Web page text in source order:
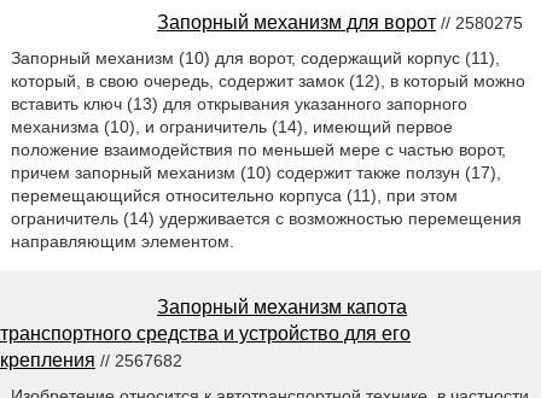
Запорный механизм для ворот // 2580275
Запорный механизм (10) для ворот, содержащий корпус (11),
который, в свою очередь, содержит замок (12), в который можно
вставить ключ (13) для открывания указанного запорного
механизма (10), и ограничитель (14), имеющий первое
положение взаимодействия по меньшей мере с частью ворот,
причем запорный механизм (10) содержит также ползун (17),
перемещающийся относительно корпуса (11), при этом
ограничитель (14) удерживается с возможностью перемещения
направляющим элементом.
Запорный механизм капота
транспортного средства и устройство для его
крепления // 2567682